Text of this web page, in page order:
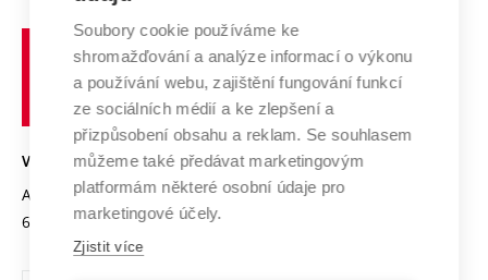
Výzkumné infrastruktury
Transfer znalostí
Open Science
Projekty
Projekty ze strukturálních fondů
Specifický výzkum
Spolupráce se školami
Služby univerzity
Mezinárodní dohody
Univerzitní sítě
Profil univerzity
Udržitelná univerzita
Podnikavá univerzita / ContriBUTe
Bezpečná univerzita
Vyznamenání
Organizační struktura
učení
technické
VYSOKÉ UČENÍ TECHNICKÉ V BRNĚ
Antonínská 548/1
602 00 Brno
www.vut.cz
vut@vutbr.cz
Soubory cookie používáme ke
shromažďování a analýze informací o výkonu
a používání webu, zajištění fungování funkcí
ze sociálních médií a ke zlepšení a
přizpůsobení obsahu a reklam. Se souhlasem
můžeme také předávat marketingovým
platformám některé osobní údaje pro
marketingové účely.
Zjistit více